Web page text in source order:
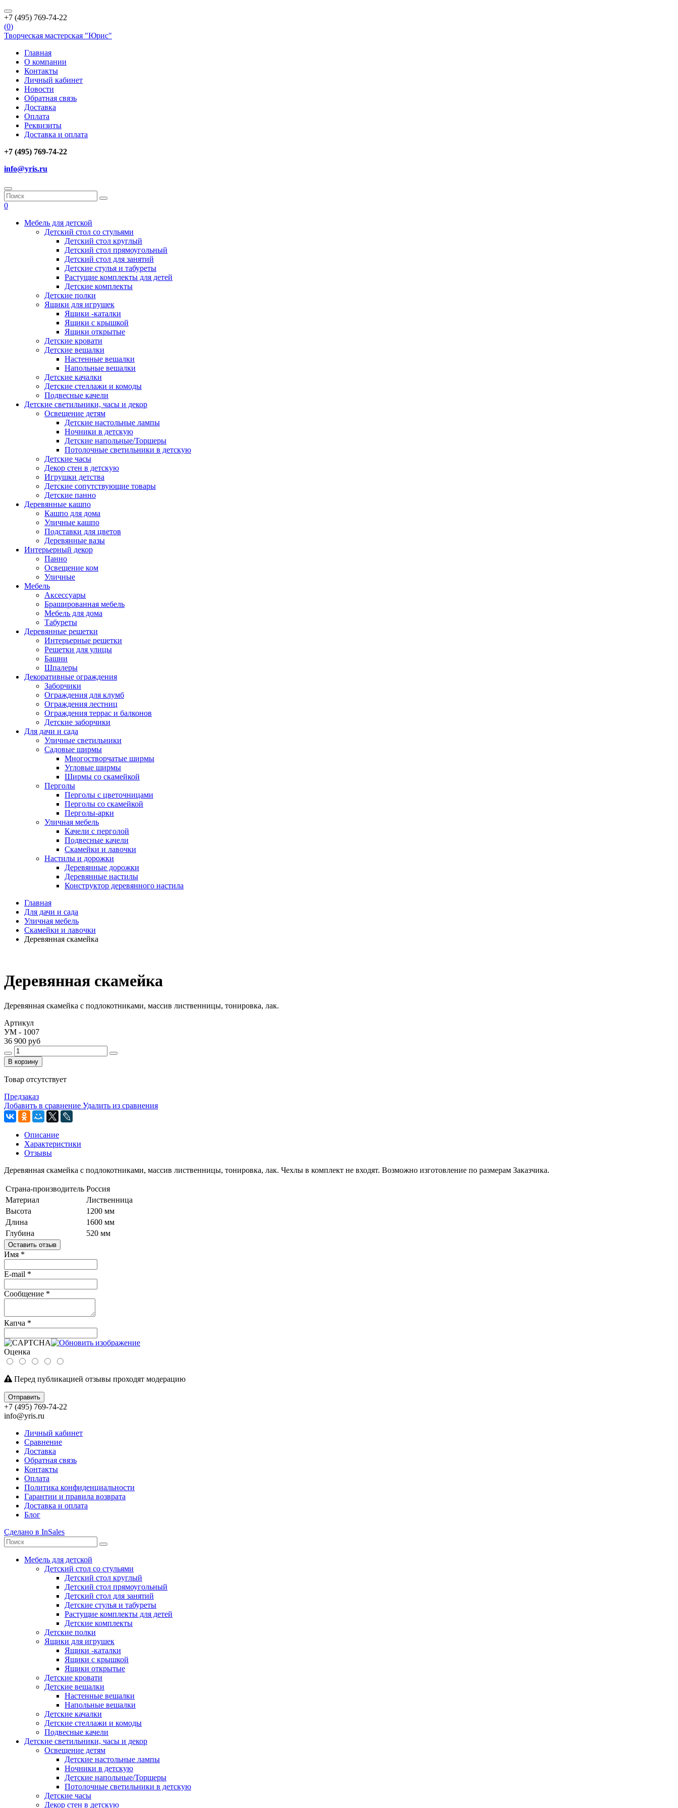
+7 (495) 769-74-22
(0)
Творческая мастерская "Юрис"
Главная
О компании
Контакты
Личный кабинет
Новости
Обратная связь
Доставка
Оплата
Реквизиты
Доставка и оплата
+7 (495) 769-74-22
info@yris.ru
0
Мебель для детской
Детский стол со стульями
Детский стол круглый
Детский стол прямоугольный
Детский стол для занятий
Детские стулья и табуреты
Растущие комплекты для детей
Детские комплекты
Детские полки
Ящики для игрушек
Ящики -каталки
Ящики с крышкой
Ящики открытые
Детские кровати
Детские вешалки
Настенные вешалки
Напольные вешалки
Детские качалки
Детские стеллажи и комоды
Подвесные качели
Детские светильники, часы и декор
Освещение детям
Детские настольные лампы
Ночники в детскую
Детские напольные/Торшеры
Потолочные светильники в детскую
Детские часы
Декор стен в детскую
Игрушки детства
Детские сопутствующие товары
Детские панно
Деревянные кашпо
Кашпо для дома
Уличные кашпо
Подставки для цветов
Деревянные вазы
Интерьерный декор
Панно
Освещение ком
Уличные
Мебель
Аксессуары
Брашированная мебель
Мебель для дома
Табуреты
Деревянные решетки
Интерьерные решетки
Решетки для улицы
Башни
Шпалеры
Декоративные ограждения
Заборчики
Ограждения для клумб
Ограждения лестниц
Ограждения террас и балконов
Детские заборчики
Для дачи и сада
Уличные светильники
Садовые ширмы
Многостворчатые ширмы
Угловые ширмы
Ширмы со скамейкой
Перголы
Перголы с цветочницами
Перголы со скамейкой
Перголы-арки
Уличная мебель
Качели с перголой
Подвесные качели
Скамейки и лавочки
Настилы и дорожки
Деревянные дорожки
Деревянные настилы
Конструктор деревянного настила
Главная
Для дачи и сада
Уличная мебель
Скамейки и лавочки
Деревянная скамейка
Деревянная скамейка
Деревянная скамейка с подлокотниками, массив лиственницы, тонировка, лак.
Артикул
УМ - 1007
36 900 руб
В корзину
Товар отсутствует
Предзаказ
Добавить в сравнение Удалить из сравнения
Описание
Характеристики
Отзывы
Деревянная скамейка с подлокотниками, массив лиственницы, тонировка, лак. Чехлы в комплект не входят. Возможно изготовление по размерам Заказчика.
Страна-производитель Россия
Материал
Лиственница
Высота
1200 мм
Длина
1600 мм
Глубина
520 мм
Оставить отзыв
Имя *
E-mail *
Сообщение *
Капча *
Оценка
Перед публикацией отзывы проходят модерацию
Отправить
+7 (495) 769-74-22
info@yris.ru
Личный кабинет
Сравнение
Доставка
Обратная связь
Контакты
Оплата
Политика конфиденциальности
Гарантии и правила возврата
Доставка и оплата
Блог
Сделано в InSales
Мебель для детской
Детский стол со стульями
Детский стол круглый
Детский стол прямоугольный
Детский стол для занятий
Детские стулья и табуреты
Растущие комплекты для детей
Детские комплекты
Детские полки
Ящики для игрушек
Ящики -каталки
Ящики с крышкой
Ящики открытые
Детские кровати
Детские вешалки
Настенные вешалки
Напольные вешалки
Детские качалки
Детские стеллажи и комоды
Подвесные качели
Детские светильники, часы и декор
Освещение детям
Детские настольные лампы
Ночники в детскую
Детские напольные/Торшеры
Потолочные светильники в детскую
Детские часы
Декор стен в детскую